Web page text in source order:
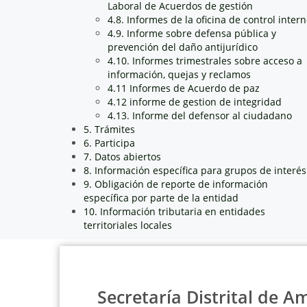
Laboral de Acuerdos de gestión
4.8. Informes de la oficina de control
4.9. Informe sobre defensa pública y
prevención del daño antijurídico
4.10. Informes trimestrales sobre acceso a
información, quejas y reclamos
4.11 Informes de Acuerdo de paz
4.12 informe de gestion de integridad
4.13. Informe del defensor al ciudadano
5. Trámites
6. Participa
7. Datos abiertos
8. Información específica para grupos de interés
9. Obligación de reporte de información
específica por parte de la entidad
10. Información tributaria en entidades
territoriales locales
Secretaría Distrital de